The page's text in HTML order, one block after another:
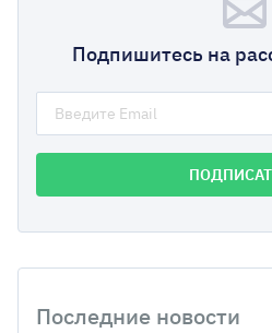
Подпишитесь на
Последние новости